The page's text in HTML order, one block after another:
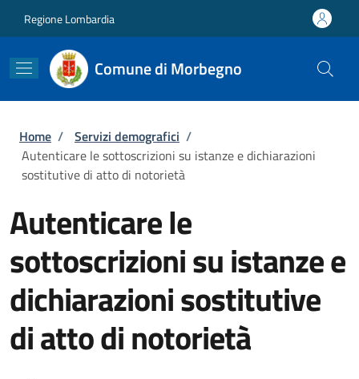
Regione Lombardia
Comune di Morbegno
Briciole di pane
Home / Servizi demografici /
Autenticare le sottoscrizioni su istanze e dichiarazioni
sostitutive di atto di notorietà
Autenticare le
sottoscrizioni su istanze e
dichiarazioni sostitutive
di atto di notorietà